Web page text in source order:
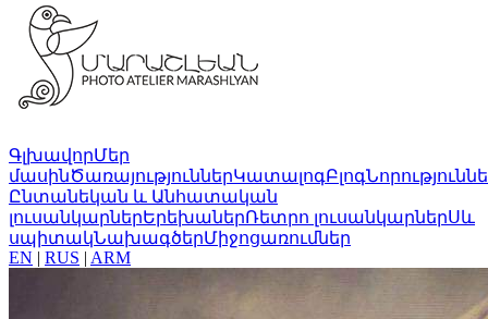
ԳլխավորՄեր
մասինԾառայություններԿատալոգԲլոգ
Ընտանեկան և Անհատական
լուսանկարներԵրեխաներՌետրո լուսանկարներՍև
սպիտակՆախագծերՄիջոցառումներ
EN | RUS | ARM